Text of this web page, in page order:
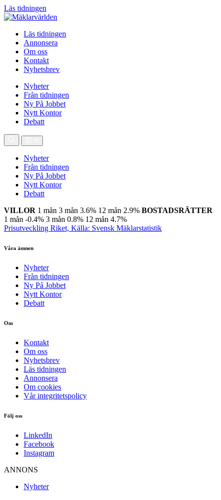
Läs tidningen
Läs tidningen
Annonsera
Om oss
Kontakt
Nyhetsbrev
Nyheter
Från tidningen
Ny På Jobbet
Nytt Kontor
Debatt
Nyheter
Från tidningen
Ny På Jobbet
Nytt Kontor
Debatt
VILLOR 1 mån 3 mån 3.6% 12 mån 2.9% BOSTADSRÄTTER
1 mån -0.4% 3 mån 0.8% 12 mån 4.7%
Prisutveckling Riket, Källa: Svensk Mäklarstatistik
Våra ämnen
Nyheter
Från tidningen
Ny På Jobbet
Nytt Kontor
Debatt
Om
Kontakt
Om oss
Nyhetsbrev
Läs tidningen
Annonsera
Om cookies
Vår integritetspolicy
Följ oss
LinkedIn
Facebook
Instagram
ANNONS
Nyheter